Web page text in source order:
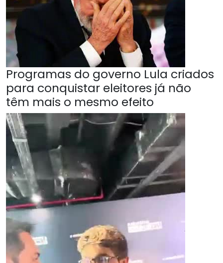
Programas do governo Lula criados
para conquistar eleitores já não
têm mais o mesmo efeito